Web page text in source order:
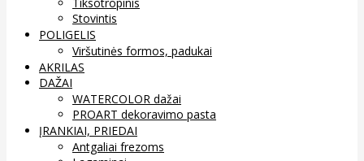
Stovintis
POLIGELIS
Viršutinės formos, padukai
AKRILAS
DAŽAI
WATERCOLOR dažai
PROART dekoravimo pasta
ĮRANKIAI, PRIEDAI
Antgaliai frezoms